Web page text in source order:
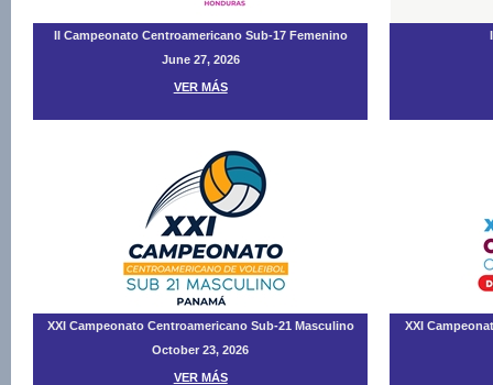
II Campeonato Centroamericano Sub-17 Femenino
June 27, 2026
VER MÁS
XXI Campeonato Centroamericano Sub-21 Masculino
October 23, 2026
VER MÁS
XXI